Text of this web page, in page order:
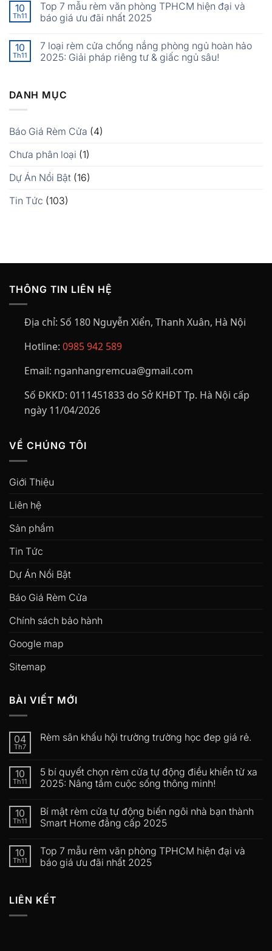
10
Th11
Top 7 mẫu rèm văn phòng TPHCM hiện đại và
báo giá ưu đãi nhất 2025
10
Th11
7 loại rèm cửa chống nắng phòng ngủ hoàn hảo
2025: Giải pháp riêng tư & giấc ngủ sâu!
DANH MỤC
Báo Giá Rèm Cửa (4)
Chưa phân loại (1)
Dự Án Nổi Bật (16)
Tin Tức (103)
THÔNG TIN LIÊN HỆ
Địa chỉ: Số 180 Nguyễn Xiển, Thanh Xuân, Hà Nội
Hotline: 0985 942 589
Email: nganhangremcua@gmail.com
Số ĐKKD: 0111451833 do Sở KHĐT Tp. Hà Nội cấp
ngày 11/04/2026
VỀ CHÚNG TÔI
Giới Thiệu
Liên hệ
Sản phẩm
Tin Tức
Dự Án Nổi Bật
Báo Giá Rèm Cửa
Chính sách bảo hành
Google map
Sitemap
BÀI VIẾT MỚI
04
Th7
Rèm sân khấu hội trường trường học đep giá rẻ.
10
Th11
5 bí quyết chọn rèm cửa tự động điều khiển từ xa
2025: Nâng tầm cuộc sống thông minh!
10
Th11
Bí mật rèm cửa tự động biến ngôi nhà bạn thành
Smart Home đẳng cấp 2025
10
Th11
Top 7 mẫu rèm văn phòng TPHCM hiện đại và
báo giá ưu đãi nhất 2025
LIÊN KẾT